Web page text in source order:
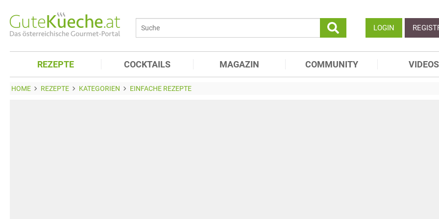
LOGIN
REZEPTE COCKTAILS MAGAZIN COMMUNITY VIDEOS
HOME REZEPTE KATEGORIEN EINFACHE REZEPTE